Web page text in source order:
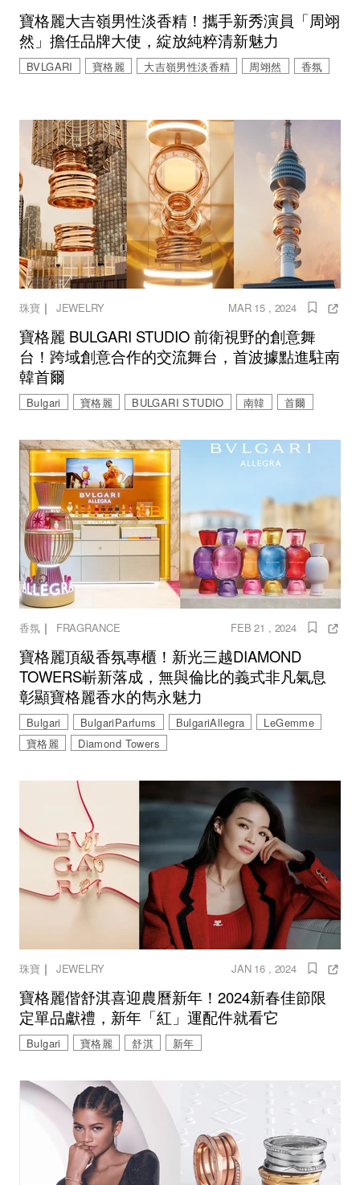
寶格麗大吉嶺男性淡香精！攜手新秀演員「周翊
然」擔任品牌大使，綻放純粹清新魅力
BVLGARI 寶格麗 大吉嶺男性淡香精 周翊然 香氛
珠寶｜ JEWELRY MAR 15 , 2024
寶格麗 BULGARI STUDIO 前衛視野的創意舞
台！跨域創意合作的交流舞台，首波據點進駐南
韓首爾
Bulgari 寶格麗 BULGARI STUDIO 南韓 首爾
香氛｜ FRAGRANCE FEB 21 , 2024
寶格麗頂級香氛專櫃！新光三越DIAMOND
TOWERS嶄新落成，無與倫比的義式非凡氣息
彰顯寶格麗香水的雋永魅力
Bulgari BulgariParfums BulgariAllegra
LeGemme
寶格麗
Diamond Towers
珠寶｜ JEWELRY JAN 16 , 2024
寶格麗偕舒淇喜迎農曆新年！2024新春佳節限
定單品獻禮，新年「紅」運配件就看它
Bulgari 寶格麗 舒淇 新年